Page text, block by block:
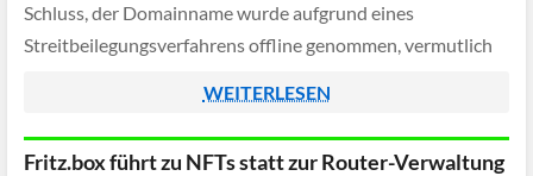
Schluss, der Domainname wurde aufgrund eines
Streitbeilegungsverfahrens offline genommen, vermutlich
WEITERLESEN
Fritz.box führt zu NFTs statt zur Router-Verwaltung